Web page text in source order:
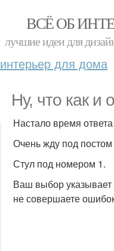
ВСЁ ОБ
лучшие идеи для
интерьер для дома
Ну, что как и
Настало время ответа
Очень жду под постом
Стул под номером 1.
Ваш выбор указывает
не совершаете